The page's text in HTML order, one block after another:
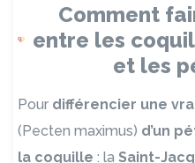
Comment
entre les
et les
Pour différencier une
(Pecten maximus) d’un
la coquille : la Saint-